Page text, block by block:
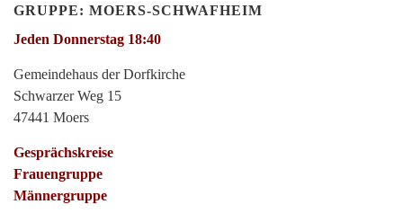
GRUPPE: MOERS-SCHWAFHEIM
Jeden Donnerstag 18:40
Gemeindehaus der Dorfkirche
Schwarzer Weg 15
47441 Moers
Gesprächskreise
Frauengruppe
Männergruppe